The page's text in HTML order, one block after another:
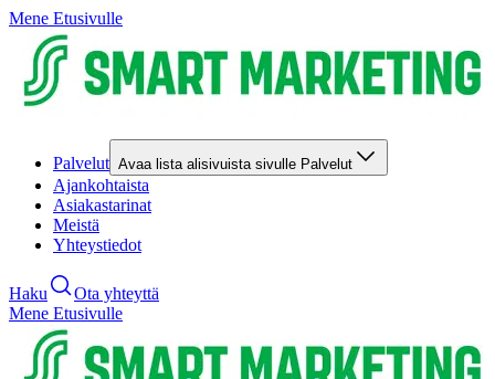
Mene Etusivulle
Palvelut Avaa lista alisivuista sivulle Palvelut
Ajankohtaista
Asiakastarinat
Meistä
Yhteystiedot
Haku
Ota yhteyttä
Mene Etusivulle